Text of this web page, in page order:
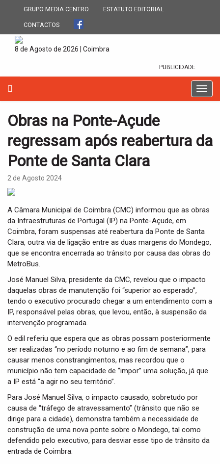
GRUPO MEDIA CENTRO ESTATUTO EDITORIAL
CONTACTOS
8 de Agosto de 2026 | Coimbra
PUBLICIDADE
T
o
e
t
o
n
Obras na Ponte-Açude
regressam após reabertura da
Ponte de Santa Clara
2 de Agosto 2024
A Câmara Municipal de Coimbra (CMC) informou que as obras
da Infraestruturas de Portugal (IP) na Ponte-Açude, em
Coimbra, foram suspensas até reabertura da Ponte de Santa
Clara, outra via de ligação entre as duas margens do Mondego,
que se encontra encerrada ao trânsito por causa das obras do
MetroBus.
José Manuel Silva, presidente da CMC, revelou que o impacto
daquelas obras de manutenção foi “superior ao esperado”,
tendo o executivo procurado chegar a um entendimento com a
IP, responsável pelas obras, que levou, então, à suspensão da
intervenção programada.
O edil referiu que espera que as obras possam posteriormente
ser realizadas “no período noturno e ao fim de semana”, para
causar menos constrangimentos, mas recordou que o
município não tem capacidade de “impor” uma solução, já que
a IP está “a agir no seu território”.
Para José Manuel Silva, o impacto causado, sobretudo por
causa de “tráfego de atravessamento” (trânsito que não se
dirige para a cidade), demonstra também a necessidade de
construção de uma nova ponte sobre o Mondego, tal como
defendido pelo executivo, para desviar esse tipo de trânsito da
entrada de Coimbra.